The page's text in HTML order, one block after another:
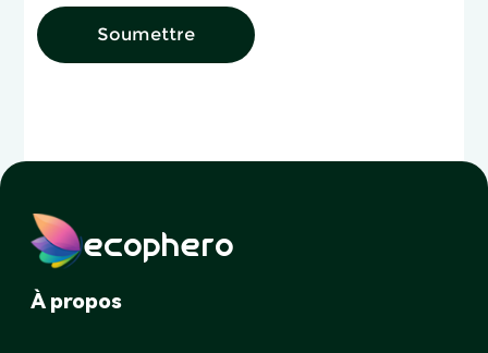
Soumettre
ecophero
À propos